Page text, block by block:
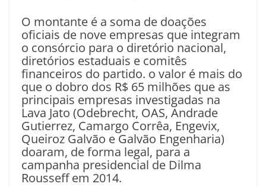
O montante é a soma de doações
oficiais de nove empresas que integram
o consórcio para o diretório nacional,
diretórios estaduais e comitês
financeiros do partido. o valor é mais do
que o dobro dos R$ 65 milhões que as
principais empresas investigadas na
Lava Jato (Odebrecht, OAS, Andrade
Gutierrez, Camargo Corrêa, Engevix,
Queiroz Galvão e Galvão Engenharia)
doaram, de forma legal, para a
campanha presidencial de Dilma
Rousseff em 2014.